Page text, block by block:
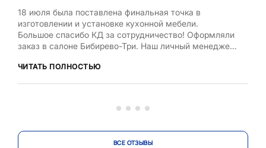
18 июля была поставлена финальная точка в
изготовлении и установке кухонной мебели.
Большое спасибо КД за сотрудничество! Оформляли
заказ в салоне Бибирево-Три. Наш личный менеджер
оптимальный проект, исходя из маленькой площади
ЧИТАТЬ ПОЛНОСТЬЮ
ВСЕ ОТЗЫВЫ